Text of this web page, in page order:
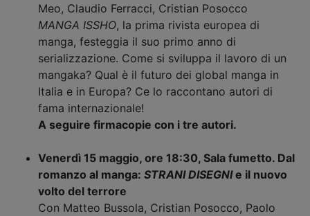
Meo, Claudio Ferracci, Cristian Posocco
MANGA ISSHO, la prima rivista europea di
manga, festeggia il suo primo anno di
serializzazione. Come si sviluppa il lavoro di un
mangaka? Qual è il futuro dei global manga in
Italia e in Europa? Ce lo raccontano autori di
fama internazionale!
A seguire firmacopie con i tre autori.
Venerdì 15 maggio, ore 18:30, Sala fumetto. Dal
romanzo al manga: STRANI DISEGNIe il nuovo
volto del terrore
Con Matteo Bussola, Cristian Posocco, Paolo